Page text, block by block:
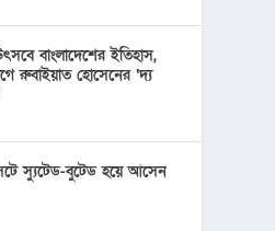
বাংলাদেশের ইতিহাস,
রুবাইয়াত হোসেনের ‘দ্য
স্যুটেড-বুটেড হয়ে আসেন